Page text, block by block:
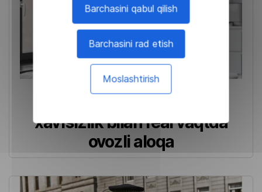
Barchasini qabul qilish
Barchasini rad etish
Moslashtirish
xavfsizlik bilan real vaqtda
ovozli aloqa